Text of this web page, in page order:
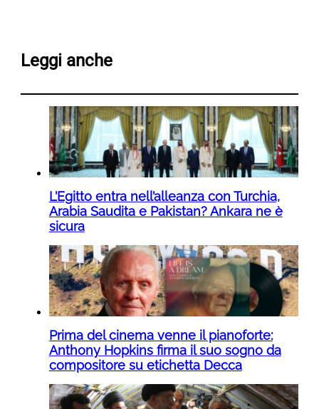
Leggi anche
L’Egitto entra nell’alleanza con Turchia,
Arabia Saudita e Pakistan? Ankara ne è
sicura
Prima del cinema venne il pianoforte:
Anthony Hopkins firma il suo sogno da
compositore su etichetta Decca